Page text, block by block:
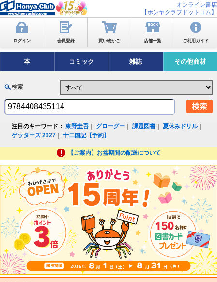
オンライン書店
【ホンヤクラブドットコム】
ログイン 会員登録 買い物かご 店舗一覧 ご利用ガイド
本 コミック 雑誌 その他商材
検索
注目のキーワード： 東野圭吾 グローグー ｜課題図書 ｜夏休みドリル｜
ゲッターズ 2027 ｜十二国記【予約】
【ご案内】お盆期間の配送について